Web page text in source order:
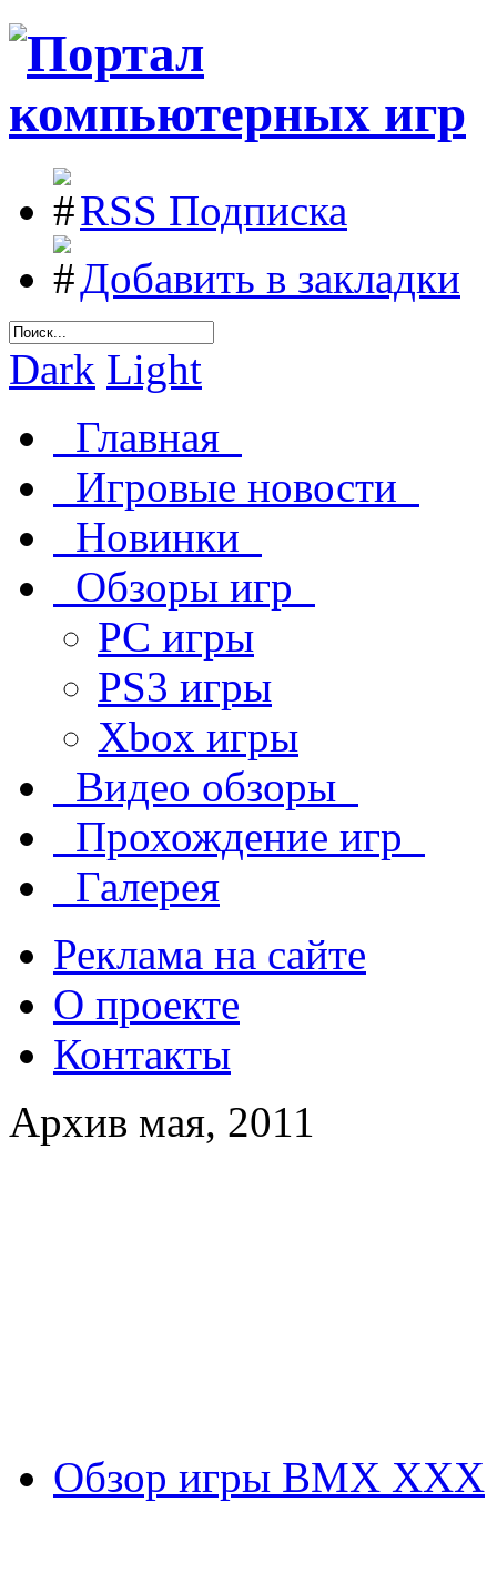
RSS Подписка
Добавить в закладки
Dark Light
Главная
Игровые новости
Новинки
Обзоры игр
PC игры
PS3 игры
Xbox игры
Видео обзоры
Прохождение игр
Галерея
Реклама на сайте
О проекте
Контакты
Архив мая, 2011
Обзор игры BMX XXX